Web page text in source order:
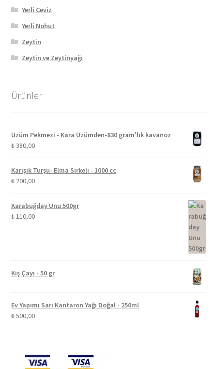
Yerli Ceviz
Yerli Nohut
Zeytin
Zeytin ve Zeytinyağı
Ürünler
Üzüm Pekmezi - Kara Üzümden-830 gram'lık kavanoz
₺380,00
Karışık Turşu- Elma Sirkeli - 1000 cc
₺200,00
Karabuğday Unu 500gr
₺110,00
Kış Çayı - 50 gr
Ev Yapımı Sarı Kantaron Yağı Doğal - 250ml
₺500,00